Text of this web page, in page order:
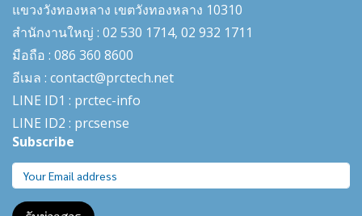
แขวงวังทองหลาง เขตวังทองหลาง 10310
สำนักงานใหญ่ : 02 530 1714, 02 932 1711
มือถือ : 086 360 8600
อีเมล : contact@prctech.net
LINE ID1 : prctec-info
LINE ID2 : prcsense
Subscribe